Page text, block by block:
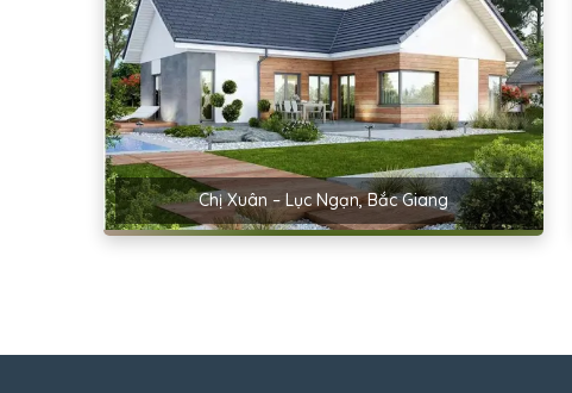
Chị Xuân – Lục Ngạn, Bắc Giang